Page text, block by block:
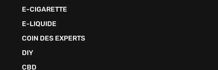
E-CIGARETTE
E-LIQUIDE
COIN DES EXPERTS
DIY
CBD